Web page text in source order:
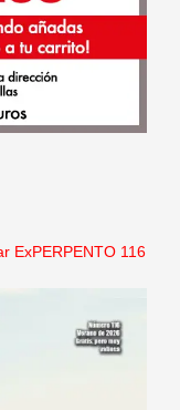
ExPERPENTO 116